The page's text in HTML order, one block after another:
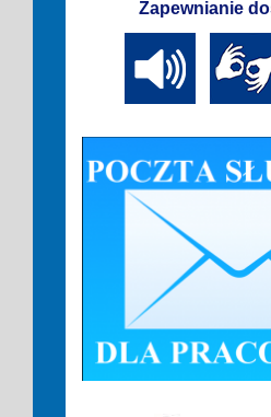
Zapewnianie